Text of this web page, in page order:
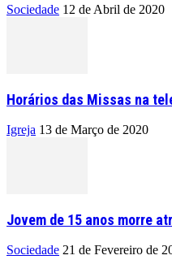
Sociedade 12 de Abril de 2020
Horários das Missas na
Igreja 13 de Março de 2020
Jovem de 15 anos morre
Sociedade 21 de Fevereiro de